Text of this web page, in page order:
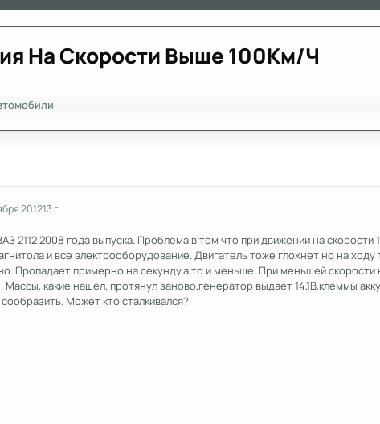
На Скорости Выше 100Км/Ч
201213 г
2112 2008 года выпуска. Проблема в том что при движении на
и все электрооборудование. Двигатель тоже глохнет но на
Пропадает примерно на секунду,а то и меньше. При меньшей скорости
Массы, какие нашел, протянул заново,генератор выдает 14,1В,клеммы
Может кто сталкивался?